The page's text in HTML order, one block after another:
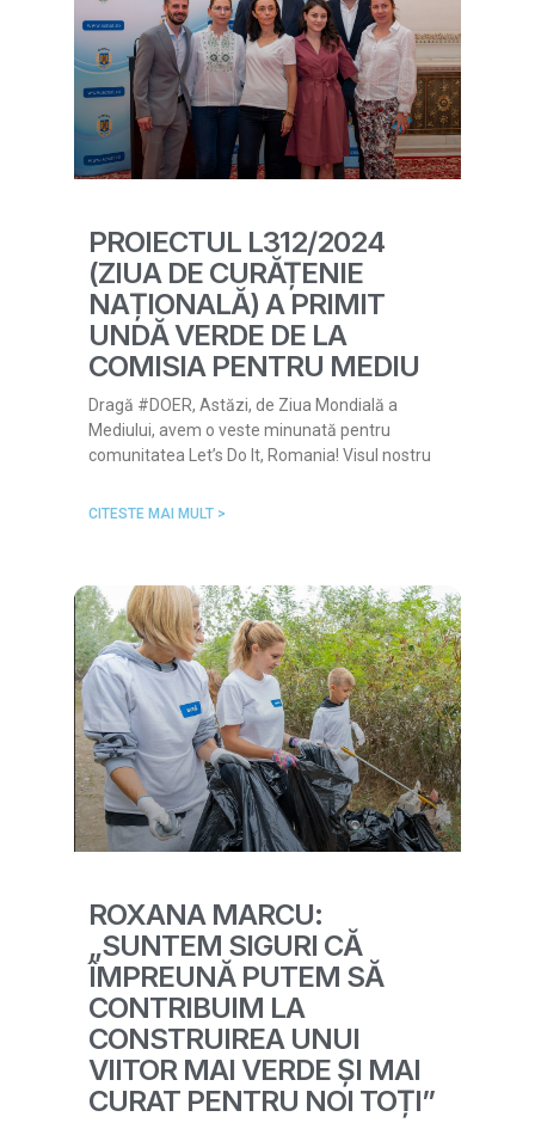
PROIECTUL L312/2024
(ZIUA DE CURĂȚENIE
NAȚIONALĂ) A PRIMIT
UNDĂ VERDE DE LA
COMISIA PENTRU MEDIU
Dragă #DOER, Astăzi, de Ziua Mondială a
Mediului, avem o veste minunată pentru
comunitatea Let’s Do It, Romania! Visul nostru
CITESTE MAI MULT >
ROXANA MARCU:
„SUNTEM SIGURI CĂ
ÎMPREUNĂ PUTEM SĂ
CONTRIBUIM LA
CONSTRUIREA UNUI
VIITOR MAI VERDE ȘI MAI
CURAT PENTRU NOI TOȚI”